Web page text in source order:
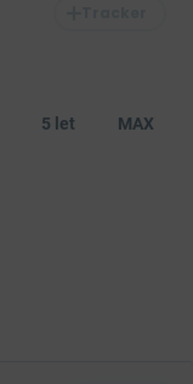
5 let MAX